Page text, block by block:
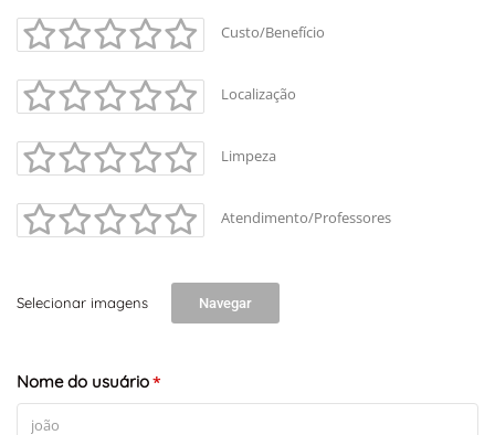
Custo/Benefício
Localização
Limpeza
Atendimento/Professores
Selecionar imagens Navegar
Nome do usuário*